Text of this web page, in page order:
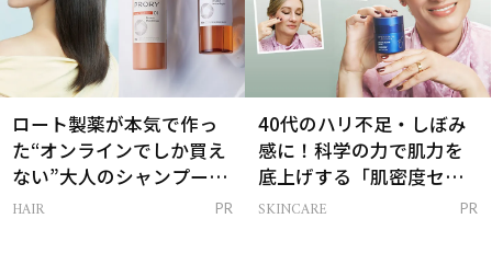
ロート製薬が本気で作っ
た“オンラインでしか買え
ない”大人のシャンプー＆
トリートメントって？
HAIR PR
40代のハリ不足・しぼみ
感に！科学の力で肌力を
底上げする「肌密度セラ
ム」
SKINCARE PR